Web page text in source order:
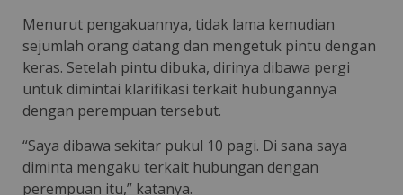
Menurut pengakuannya, tidak lama kemudian
sejumlah orang datang dan mengetuk pintu dengan
keras. Setelah pintu dibuka, dirinya dibawa pergi
untuk dimintai klarifikasi terkait hubungannya
dengan perempuan tersebut.
“Saya dibawa sekitar pukul 10 pagi. Di sana saya
diminta mengaku terkait hubungan dengan
perempuan itu,” katanya.